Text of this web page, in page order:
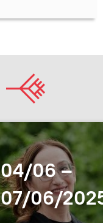
04/06 –
07/06/